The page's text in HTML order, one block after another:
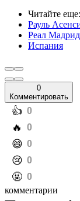
Читайте еще:
Рауль
Реал Мадрид
Испания
0
Комментировать
️👍 0
️🔥 0
️😄 0
️😢 0
️🤬 0
комментарии